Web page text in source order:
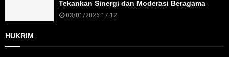
Tekankan Sinergi dan Moderasi Beragama
03/01/2026 17:12
HUKRIM